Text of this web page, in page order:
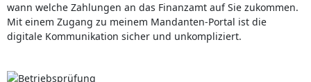
wann welche Zahlungen an das Finanzamt auf Sie zukommen.
Mit einem Zugang zu meinem Mandanten-Portal ist die
digitale Kommunikation sicher und unkompliziert.